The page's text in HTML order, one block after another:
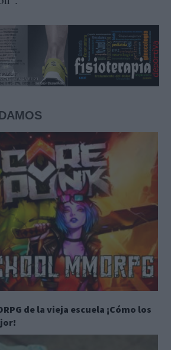
de la vieja escuela ¡Cómo los